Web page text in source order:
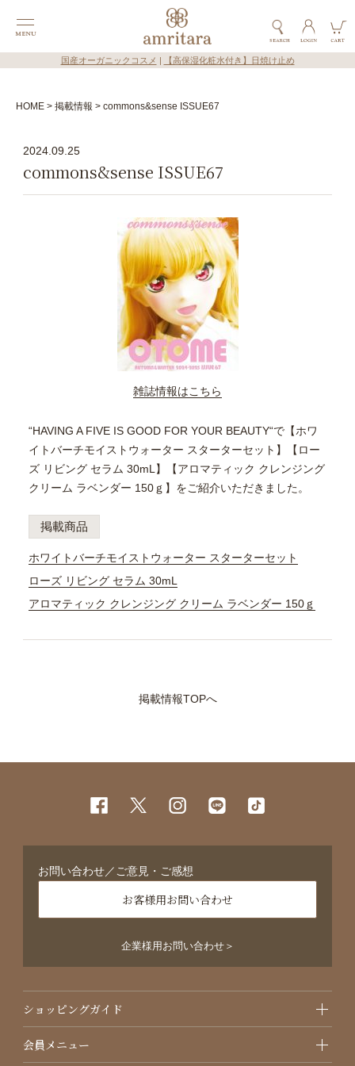
国産オーガニックコスメ 【高保湿化粧水付き】日焼け止め
HOME 掲載情報 commons&sense ISSUE67
2024.09.25
commons&sense ISSUE67
雑誌情報はこちら
“HAVING A FIVE IS GOOD FOR YOUR BEAUTY“で【ホワ
イトバーチモイストウォーター スターターセット】【ロー
ズ リビング セラム 30mL】【アロマティック クレンジング
クリーム ラベンダー 150ｇ】をご紹介いただきました。
掲載商品
ホワイトバーチモイストウォーター スターターセット
ローズ リビング セラム 30mL
アロマティック クレンジング クリーム ラベンダー 150ｇ
掲載情報TOPへ
お問い合わせ／ご意見・ご感想
お客様用お問い合わせ
企業様用お問い合わせ＞
ショッピングガイド
会員メニュー